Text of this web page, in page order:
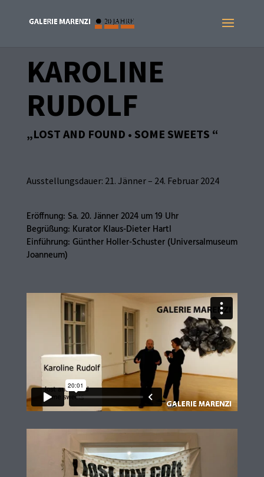
KAROLINE
RUDOLF
„LOST AND FOUND • SOME SWEETS “
Ausstellungsdauer: 21. Jänner – 24. Februar 2024
Eröffnung: Sa. 20. Jänner 2024 um 19 Uhr
Begrüßung: Kurator Klaus-Dieter Hartl
Einführung: Günther Holler-Schuster (Universalmuseum
Joanneum)